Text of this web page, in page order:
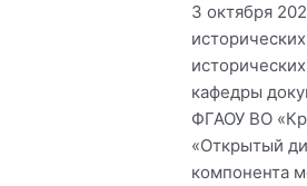
3 октября
кафедры
ФГАОУ ВО
«Открытый
компонента